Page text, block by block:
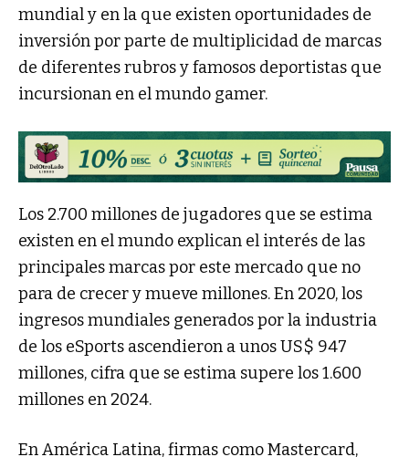
mundial y en la que existen oportunidades de
inversión por parte de multiplicidad de marcas
de diferentes rubros y famosos deportistas que
incursionan en el mundo gamer.
Los 2.700 millones de jugadores que se estima
existen en el mundo explican el interés de las
principales marcas por este mercado que no
para de crecer y mueve millones. En 2020, los
ingresos mundiales generados por la industria
de los eSports ascendieron a unos US$ 947
millones, cifra que se estima supere los 1.600
millones en 2024.
En América Latina, firmas como Mastercard,